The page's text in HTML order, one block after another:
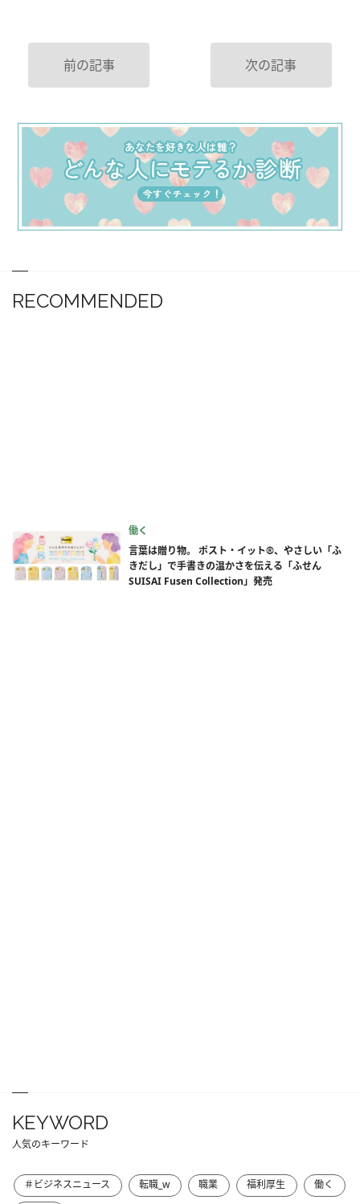
前の記事 次の記事
RECOMMENDED
働く
言葉は贈り物。 ポスト・イット®、やさしい「ふ
きだし」で手書きの温かさを伝える「ふせん
SUISAI Fusen Collection」発売
KEYWORD
人気のキーワード
＃ビジネスニュース 転職_w 職業 福利厚生
働く